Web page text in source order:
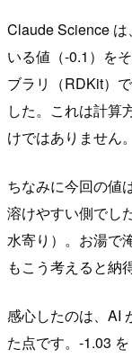
Claude Science
いる値（-0.1）を
ブラリ（RDKit）
した。これは計算
けではありません。
ちなみに今回の値
溶けやすい側でし
水寄り）。お湯で
もこう考えると納
感心したのは、AI
た点です。-1.03